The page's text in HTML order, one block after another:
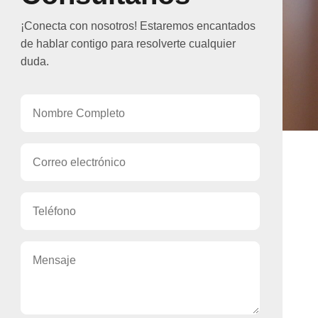
¡Conecta con nosotros! Estaremos encantados
de hablar contigo para resolverte cualquier
duda.